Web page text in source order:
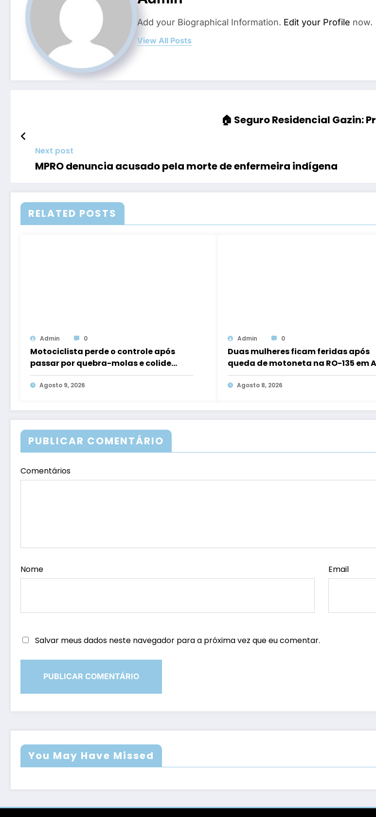
Add your Biographical Information. Edit your Profile now.
View All Posts
🏠 Seguro Residencial Gazin:
Next post
MPRO denuncia acusado pela morte de enfermeira indígena
RELATED POSTS
Admin 0
Motociclista perde o controle após
passar por quebra-molas e colide
contra carro estacionado em Alta
Floresta
Agosto 9, 2026
Admin 0
Duas mulheres ficam feridas após
queda de motoneta na RO-135 em
Floresta d’Oeste
Agosto 8, 2026
PUBLICAR COMENTÁRIO
Comentários
Nome Email
Salvar meus dados neste navegador para a próxima vez que eu comentar.
You May Have Missed